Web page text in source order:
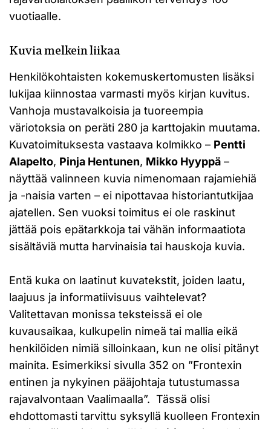
vuotiaalle.
Kuvia melkein liikaa
Henkilökohtaisten kokemuskertomusten lisäksi
lukijaa kiinnostaa varmasti myös kirjan kuvitus.
Vanhoja mustavalkoisia ja tuoreempia
väriotoksia on peräti 280 ja karttojakin muutama.
Kuvatoimituksesta vastaava kolmikko – Pentti
Alapelto, Pinja Hentunen, Mikko Hyyppä –
näyttää valinneen kuvia nimenomaan rajamiehiä
ja -naisia varten – ei nipottavaa historiantutkijaa
ajatellen. Sen vuoksi toimitus ei ole raskinut
jättää pois epätarkkoja tai vähän informaatiota
sisältäviä mutta harvinaisia tai hauskoja kuvia.
Entä kuka on laatinut kuvatekstit, joiden laatu,
laajuus ja informatiivisuus vaihtelevat?
Valitettavan monissa teksteissä ei ole
kuvausaikaa, kulkupelin nimeä tai mallia eikä
henkilöiden nimiä silloinkaan, kun ne olisi pitänyt
mainita. Esimerkiksi sivulla 352 on ”Frontexin
entinen ja nykyinen pääjohtaja tutustumassa
rajavalvontaan Vaalimaalla”. Tässä olisi
ehdottomasti tarvittu syksyllä kuolleen Frontexin